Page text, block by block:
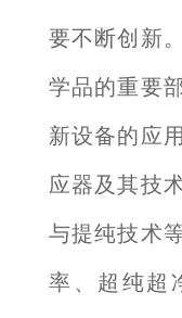
要不断创新
学品的重要
新设备的应
应器及其技
与提纯技术
率、超纯超